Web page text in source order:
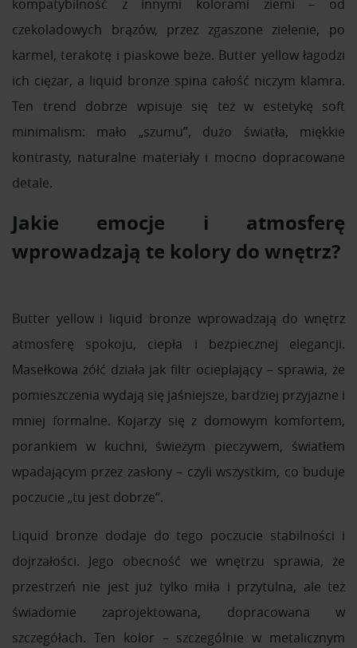
kompatybilność z innymi kolorami ziemi – od
czekoladowych brązów, przez zgaszone zielenie, po
karmel, terakotę i piaskowe beże. Butter yellow łagodzi
ich ciężar, a liquid bronze spina całość niczym klamra.
Ten trend dobrze wpisuje się też w estetykę soft
minimalism: mało „szumu”, dużo światła, miękkie
kontrasty, naturalne materiały i mocno dopracowane
detale.
Jakie emocje i atmosferę
wprowadzają te kolory do wnętrz?
Butter yellow i liquid bronze wprowadzają do wnętrz
atmosferę spokoju, ciepła i bezpiecznej elegancji.
Masełkowa żółć działa jak filtr ocieplający – sprawia, że
pomieszczenia wydają się jaśniejsze, bardziej przyjazne i
mniej formalne. Kojarzy się z domowym komfortem,
porankiem w kuchni, świeżym pieczywem, światłem
wpadającym przez zasłony – czyli wszystkim, co buduje
poczucie „tu jest dobrze”.
Liquid bronze dodaje do tego poczucie stabilności i
dojrzałości. Jego obecność we wnętrzu sprawia, że
przestrzeń nie jest już tylko miła i przytulna, ale też
świadomie zaprojektowana, dopracowana w
szczegółach. Ten kolor – szczególnie w metalicznym